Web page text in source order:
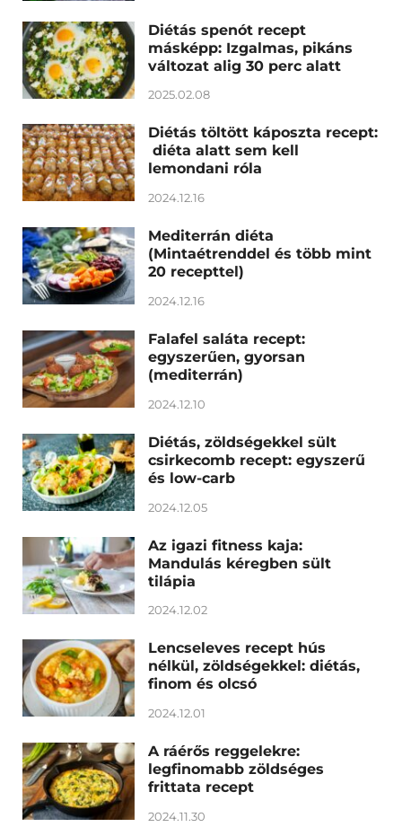
Diétás spenót recept
másképp: Izgalmas, pikáns
változat alig 30 perc alatt
2025.02.08
Diétás töltött káposzta recept:
diéta alatt sem kell
lemondani róla
2024.12.16
Mediterrán diéta
(Mintaétrenddel és több mint
20 recepttel)
2024.12.16
Falafel saláta recept:
egyszerűen, gyorsan
(mediterrán)
2024.12.10
Diétás, zöldségekkel sült
csirkecomb recept: egyszerű
és low-carb
2024.12.05
Az igazi fitness kaja:
Mandulás kéregben sült
tilápia
2024.12.02
Lencseleves recept hús
nélkül, zöldségekkel: diétás,
finom és olcsó
2024.12.01
A ráérős reggelekre:
legfinomabb zöldséges
frittata recept
2024.11.30